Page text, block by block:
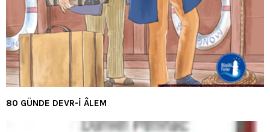
80 GÜNDE DEVR-İ ÂLEM